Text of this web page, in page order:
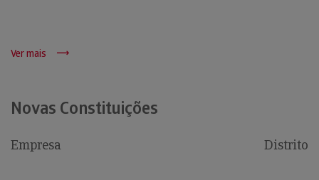
Ver mais
Novas Constituições
Empresa Distrito